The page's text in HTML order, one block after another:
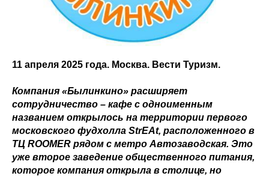
11 апреля 2025 года. Москва. Вести Туризм.
Компания «Былинкино» расширяет
сотрудничество – кафе с одноименным
названием открылось на территории первого
московского фудхолла StrEAt, расположенного в
ТЦ ROOMER рядом с метро Автозаводская. Это
уже второе заведение общественного питания,
которое компания открыла в столице, но